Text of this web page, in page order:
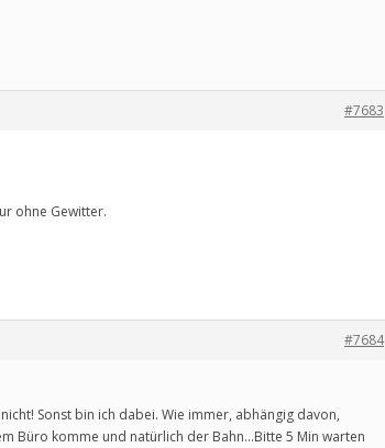
#7683
ohne Gewitter.
#7684
Sonst bin ich dabei. Wie immer, abhängig davon,
Büro komme und natürlich der Bahn…Bitte 5 Min warten